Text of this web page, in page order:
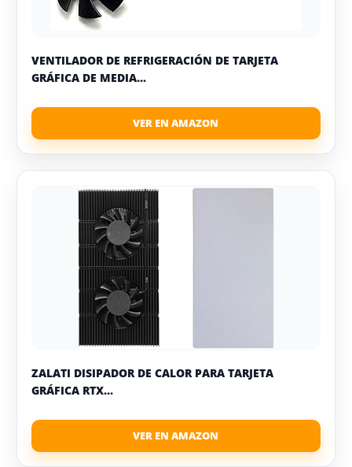
VENTILADOR DE REFRIGERACIÓN DE TARJETA
GRÁFICA DE MEDIA...
ZALATI DISIPADOR DE CALOR PARA TARJETA
GRÁFICA RTX...